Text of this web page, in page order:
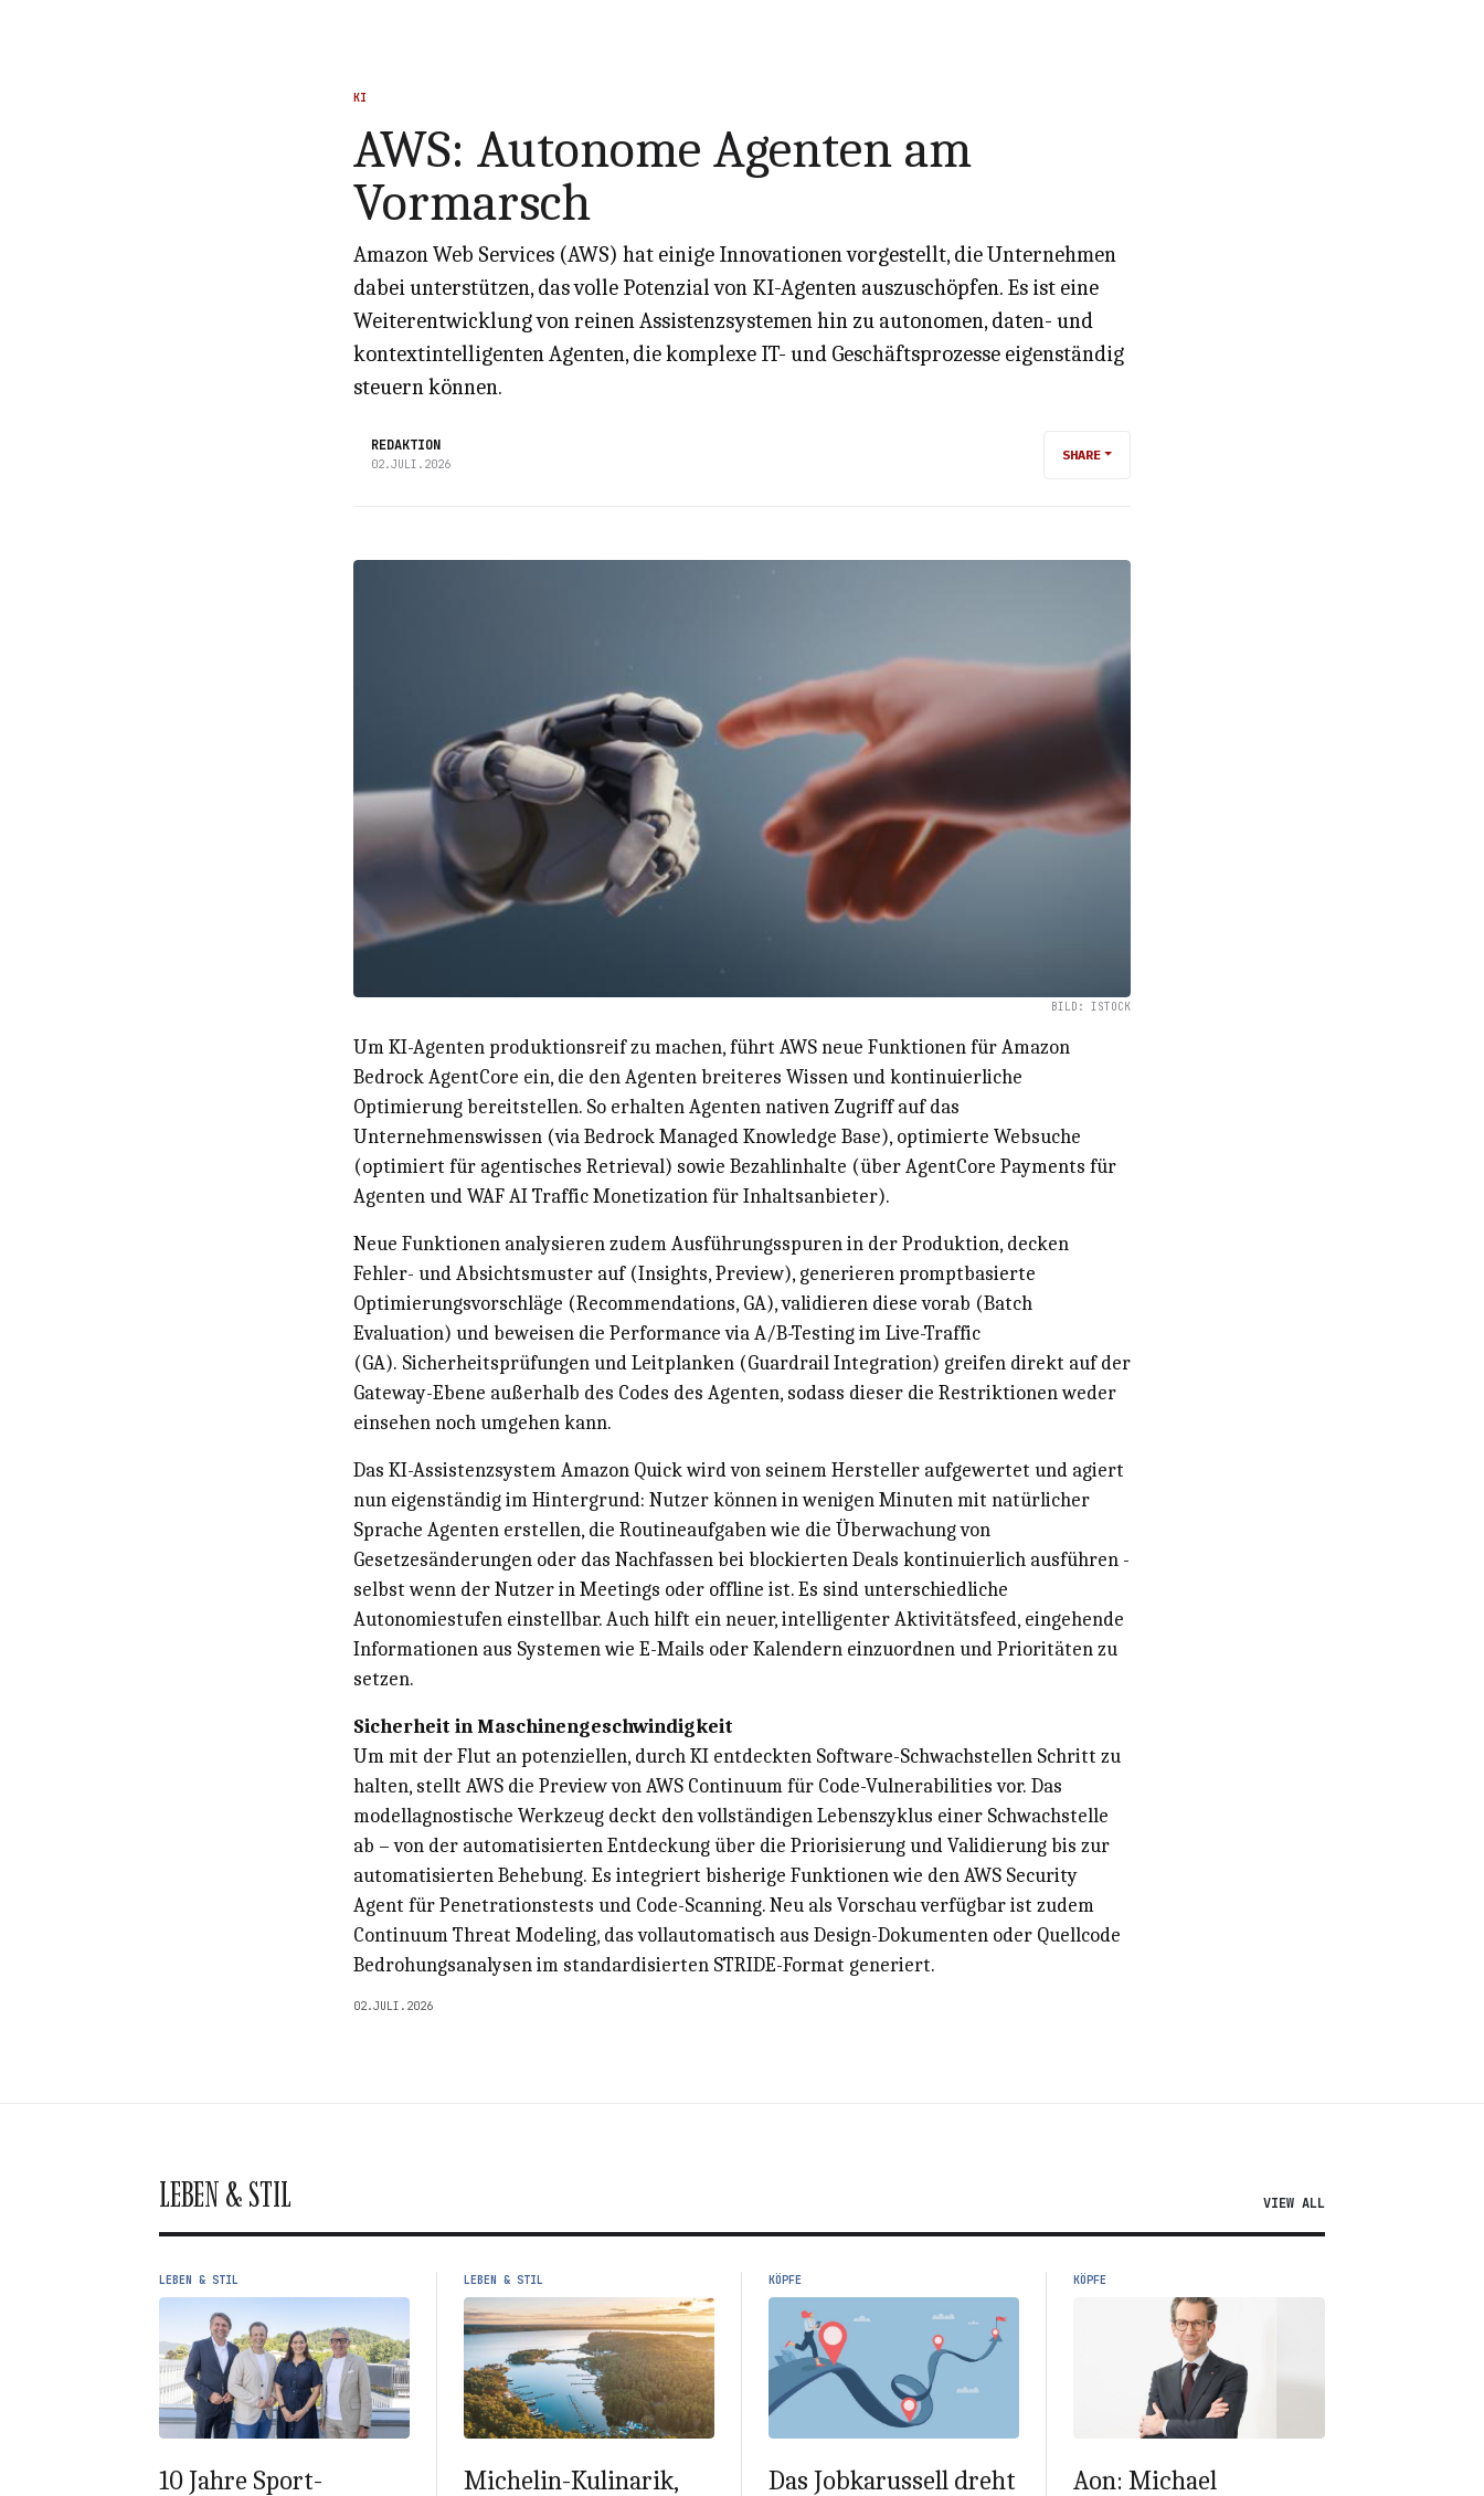
KI
AWS: Autonome Agenten am
Vormarsch
Amazon Web Services (AWS) hat einige Innovationen vorgestellt, die Unternehmen
dabei unterstützen, das volle Potenzial von KI-Agenten auszuschöpfen. Es ist eine
Weiterentwicklung von reinen Assistenzsystemen hin zu autonomen, daten- und
kontextintelligenten Agenten, die komplexe IT- und Geschäftsprozesse eigenständig
steuern können.
REDAKTION
02.JULI.2026
SHARE
BILD: ISTOCK
Um KI-Agenten produktionsreif zu machen, führt AWS neue Funktionen für Amazon
Bedrock AgentCore ein, die den Agenten breiteres Wissen und kontinuierliche
Optimierung bereitstellen. So erhalten Agenten nativen Zugriff auf das
Unternehmenswissen (via Bedrock Managed Knowledge Base), optimierte Websuche
(optimiert für agentisches Retrieval) sowie Bezahlinhalte (über AgentCore Payments für
Agenten und WAF AI Traffic Monetization für Inhaltsanbieter).
Neue Funktionen analysieren zudem Ausführungsspuren in der Produktion, decken
Fehler- und Absichtsmuster auf (Insights, Preview), generieren promptbasierte
Optimierungsvorschläge (Recommendations, GA), validieren diese vorab (Batch
Evaluation) und beweisen die Performance via A/B-Testing im Live-Traffic
(GA). Sicherheitsprüfungen und Leitplanken (Guardrail Integration) greifen direkt auf der
Gateway-Ebene außerhalb des Codes des Agenten, sodass dieser die Restriktionen weder
einsehen noch umgehen kann.
Das KI-Assistenzsystem Amazon Quick wird von seinem Hersteller aufgewertet und agiert
nun eigenständig im Hintergrund: Nutzer können in wenigen Minuten mit natürlicher
Sprache Agenten erstellen, die Routineaufgaben wie die Überwachung von
Gesetzesänderungen oder das Nachfassen bei blockierten Deals kontinuierlich ausführen -
selbst wenn der Nutzer in Meetings oder offline ist. Es sind unterschiedliche
Autonomiestufen einstellbar. Auch hilft ein neuer, intelligenter Aktivitätsfeed, eingehende
Informationen aus Systemen wie E-Mails oder Kalendern einzuordnen und Prioritäten zu
setzen.
Sicherheit in Maschinengeschwindigkeit
Um mit der Flut an potenziellen, durch KI entdeckten Software-Schwachstellen Schritt zu
halten, stellt AWS die Preview von AWS Continuum für Code-Vulnerabilities vor. Das
modellagnostische Werkzeug deckt den vollständigen Lebenszyklus einer Schwachstelle
ab – von der automatisierten Entdeckung über die Priorisierung und Validierung bis zur
automatisierten Behebung. Es integriert bisherige Funktionen wie den AWS Security
Agent für Penetrationstests und Code-Scanning. Neu als Vorschau verfügbar ist zudem
Continuum Threat Modeling, das vollautomatisch aus Design-Dokumenten oder Quellcode
Bedrohungsanalysen im standardisierten STRIDE-Format generiert.
02.JULI.2026
LEBEN & STIL VIEW ALL
LEBEN & STIL
10 Jahre Sport-
LEBEN & STIL
Michelin-Kulinarik,
KÖPFE
Das Jobkarussell dreht
KÖPFE
Aon: Michael